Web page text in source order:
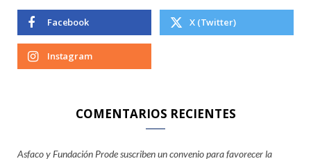
Facebook X (Twitter)
Instagram
COMENTARIOS RECIENTES
Asfaco y Fundación Prode suscriben un convenio para favorecer la